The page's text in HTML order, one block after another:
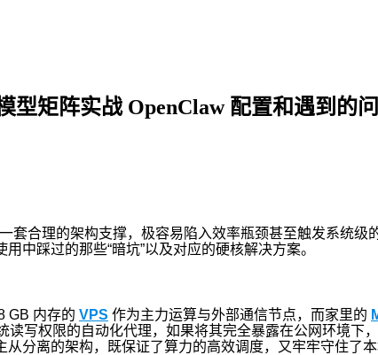
型矩阵实战 OpenClaw 配置和遇到的
合理的架构支撑，极容易陷入效率瓶颈甚至触发系统级
中踩过的那些“暗坑”以及对应的硬核解决方案。
GB 内存的 VPS 作为主力运算与外部通信节点，而家里的
读写权限的自动化代理，如果将其完全暴露在公网环境下
分离的架构，既保证了算力的高效调度，又牢牢守住了本